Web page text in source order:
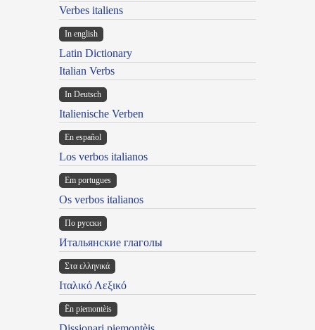
Verbes italiens
In english
Latin Dictionary
Italian Verbs
In Deutsch
Italienische Verben
En español
Los verbos italianos
Em portugues
Os verbos italianos
По русски
Итальянские глаголы
Στα ελληνικά
Ιταλικό Λεξικό
Ën piemontèis